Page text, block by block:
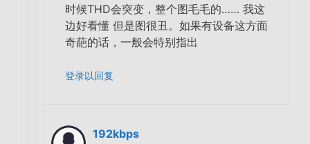
时候THD会突变，整个图毛毛的…… 我这
边好看懂 但是图很丑。如果有设备这方面
奇葩的话，一般会特别指出
登录以回复
192kbps